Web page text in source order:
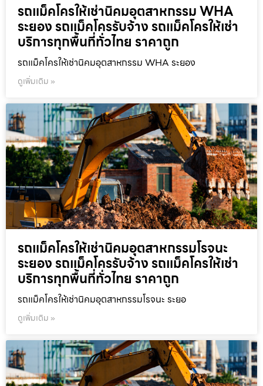
รถแม็คโครให้เช่านิคมอุตสาหกรรม WHA
ระยอง รถแม็คโครรับจ้าง รถแม็คโครให้เช่า
บริการทุกพื้นที่ทั่วไทย ราคาถูก
รถแม็คโครให้เช่านิคมอุตสาหกรรม WHA ระยอง
ดูเพิ่มเติม »
รถแม็คโครให้เช่านิคมอุตสาหกรรมโรจนะ
ระยอง รถแม็คโครรับจ้าง รถแม็คโครให้เช่า
บริการทุกพื้นที่ทั่วไทย ราคาถูก
รถแม็คโครให้เช่านิคมอุตสาหกรรมโรจนะ ระยอ
ดูเพิ่มเติม »